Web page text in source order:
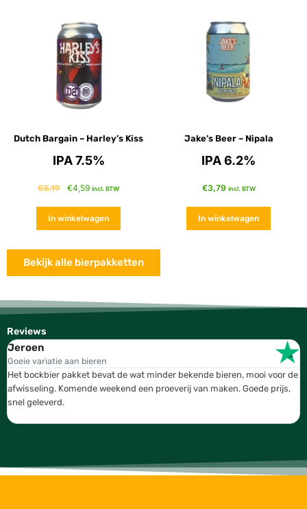
Dutch Bargain – Harley’s Kiss
IPA 7.5%
€5,19 €4,59 incl. BTW
In winkelwagen
Jake’s Beer – Nipala
IPA 6.2%
€3,79 incl. BTW
In winkelwagen
Bekijk alle bierpakketten
Reviews
Jeroen
Goeie variatie aan bieren
Het bockbier pakket bevat de wat minder bekende bieren, mooi voor de
afwisseling. Komende weekend een proeverij van maken. Goede prijs,
snel geleverd.